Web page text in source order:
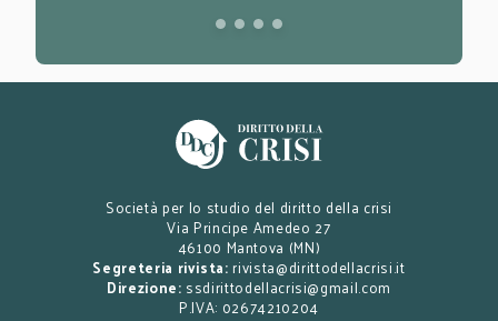
Società per lo studio del diritto della crisi
Via Principe Amedeo 27
46100 Mantova (MN)
Segreteria rivista: rivista@dirittodellacrisi.it
Direzione: ssdirittodellacrisi@gmail.com
P.IVA: 02674210204